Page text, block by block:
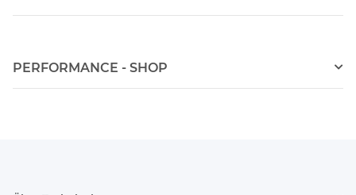
PERFORMANCE - SHOP